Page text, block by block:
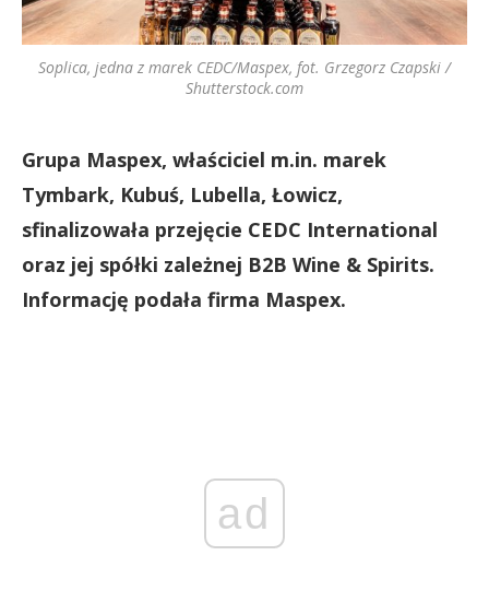
Soplica, jedna z marek CEDC/Maspex, fot. Grzegorz Czapski /
Shutterstock.com
Grupa Maspex, właściciel m.in. marek
Tymbark, Kubuś, Lubella, Łowicz,
sfinalizowała przejęcie CEDC International
oraz jej spółki zależnej B2B Wine & Spirits.
Informację podała firma Maspex.
ad